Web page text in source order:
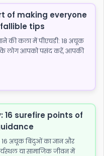
of making everyone
tips
की कला में पीएचडी: 18 अचूक
कि लोग आपको पसंद करें, आपकी
16 surefire points of
16 अचूक बिंदुओं का ज्ञान और
या सामाजिक जीवन में